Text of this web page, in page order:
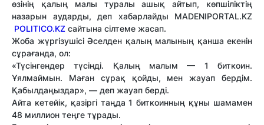
өзінің қалың малы туралы ашық айтып, көпшіліктің
назарын аударды, деп хабарлайды MADENIPORTAL.KZ
POLITICO.KZ сайтына сілтеме жасап.
Жоба жүргізушісі Әселден қалың малының қанша екенін
сұрағанда, ол:
«Түсінгендер түсінді. Қалың малым — 1 биткоин.
Ұялмаймын. Маған сұрақ қойды, мен жауап бердім.
Қабылдаңыздар», — деп жауап берді.
Айта кетейік, қазіргі таңда 1 биткоинның құны шамамен
48 миллион теңге тұрады.